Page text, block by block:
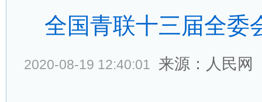
全国青联十三届全委
2020-08-19 12:40:01 来源：人民网